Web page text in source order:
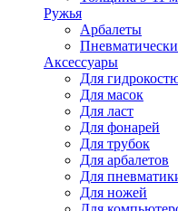
Ружья
Арбалеты
Аксессуары
Для
Для масок
Для ласт
Для фонарей
Для трубок
Для арбалетов
Для
Для ножей